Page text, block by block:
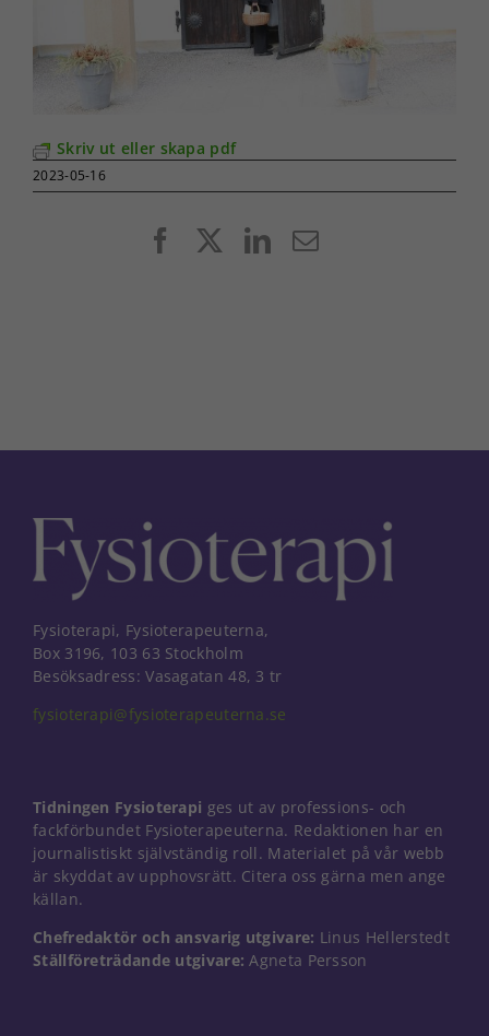
Skriv ut eller skapa pdf
2023-05-16
FacebookLinkedIn
E-
Fysioterapi, Fysioterapeuterna,
Box 3196, 103 63 Stockholm
Besöksadress: Vasagatan 48, 3 tr
fysioterapi@fysioterapeuterna.se
Tidningen Fysioterapi ges ut av professions- och
fackförbundet Fysioterapeuterna. Redaktionen har en
journalistiskt självständig roll. Materialet på vår webb
är skyddat av upphovsrätt. Citera oss gärna men ange
källan.
Chefredaktör och ansvarig utgivare: Linus Hellerstedt
Ställföreträdande utgivare: Agneta Persson
Nödvändiga
Dessa kakor